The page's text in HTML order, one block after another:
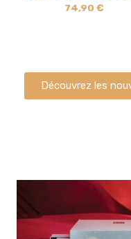
74,90 €
Découvrez les